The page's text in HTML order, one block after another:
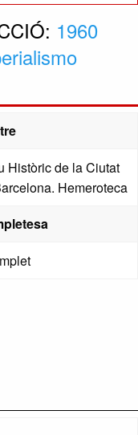
1960
Històric de la Ciutat
Hemeroteca